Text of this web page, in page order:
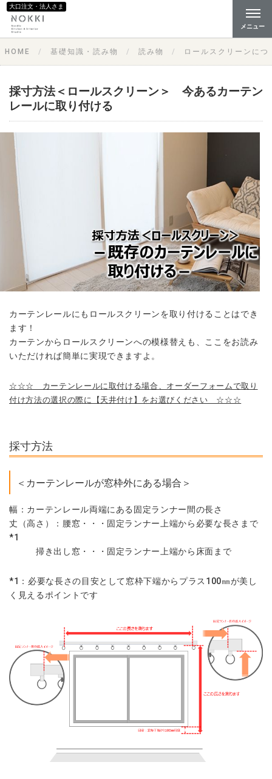
大口注文・法人さま
メニュー
HOME 基礎知識・読み物 読み物 ロールスクリーンにつ
採寸方法＜ロールスクリーン＞ 今あるカーテン
レールに取り付ける
カーテンレールにもロールスクリーンを取り付けることはでき
ます！
カーテンからロールスクリーンへの模様替えも、ここをお読み
いただければ簡単に実現できますよ。
☆☆☆ カーテンレールに取付ける場合、オーダーフォームで取り
付け方法の選択の際に【天井付け】をお選びください ☆☆☆
採寸方法
＜カーテンレールが窓枠外にある場合＞
幅：カーテンレール両端にある固定ランナー間の長さ
丈（高さ）：腰窓・・・固定ランナー上端から必要な長さまで
*1
掃き出し窓・・・固定ランナー上端から床面まで
*1：必要な長さの目安として窓枠下端からプラス100㎜が美し
く見えるポイントです